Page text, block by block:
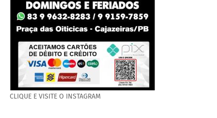
CLIQUE E VISITE O INSTAGRAM